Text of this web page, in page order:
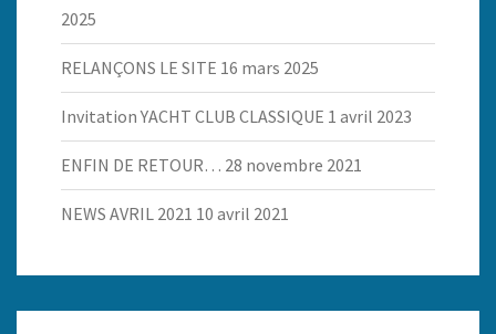
2025
RELANÇONS LE SITE 16 mars 2025
Invitation YACHT CLUB CLASSIQUE 1 avril 2023
ENFIN DE RETOUR… 28 novembre 2021
NEWS AVRIL 2021 10 avril 2021